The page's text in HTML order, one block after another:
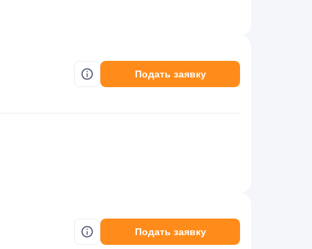
Подать заявку
Подать заявку